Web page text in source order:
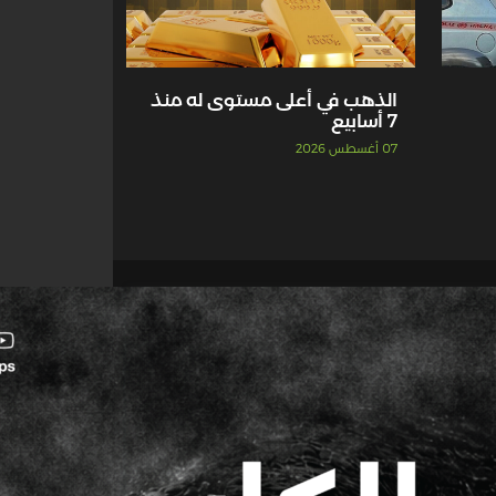
الذهب في أعلى مستوى له منذ
7 أسابيع
07 أغسطس 2026